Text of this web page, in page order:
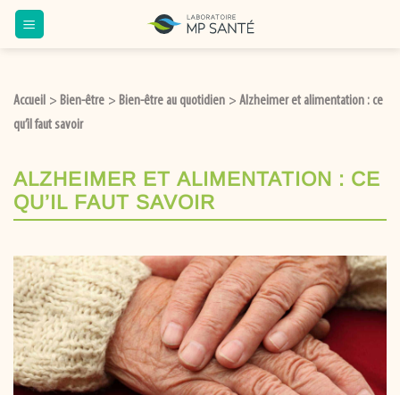
Passer
au
Accueil > Bien-être > Bien-être au quotidien > Alzheimer et alimentation : ce
qu’il faut savoir
ALZHEIMER ET ALIMENTATION : CE
QU’IL FAUT SAVOIR